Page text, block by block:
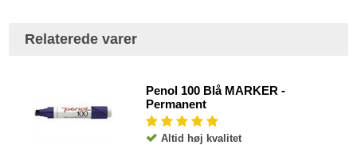
Relaterede varer
Penol 100 Blå MARKER -
Permanent
Altid høj kvalitet